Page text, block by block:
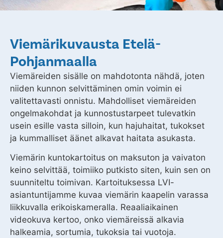
Viemärikuvausta Etelä-
Pohjanmaalla
Viemäreiden sisälle on mahdotonta nähdä, joten
niiden kunnon selvittäminen omin voimin ei
valitettavasti onnistu. Mahdolliset viemäreiden
ongelmakohdat ja kunnostustarpeet tulevatkin
usein esille vasta silloin, kun hajuhaitat, tukokset
ja kummalliset äänet alkavat haitata asukasta.
Viemärin kuntokartoitus on maksuton ja vaivaton
keino selvittää, toimiiko putkisto siten, kuin sen on
suunniteltu toimivan. Kartoituksessa LVI-
asiantuntijamme kuvaa viemärin kaapelin varassa
liikkuvalla erikoiskameralla. Reaaliaikainen
videokuva kertoo, onko viemäreissä alkavia
halkeamia, sortumia, tukoksia tai vuotoja.